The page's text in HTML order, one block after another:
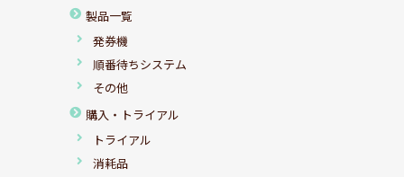
製品一覧
発券機
順番待ちシステム
その他
購入・トライアル
トライアル
消耗品